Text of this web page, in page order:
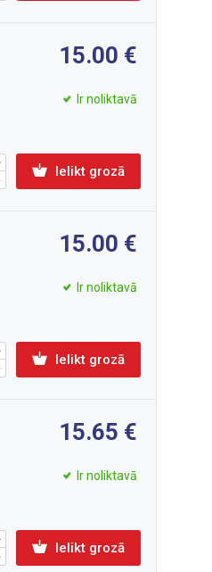
15.00
Ir noliktavā
Ielikt grozā
15.00
Ir noliktavā
Ielikt grozā
15.65
Ir noliktavā
Ielikt grozā